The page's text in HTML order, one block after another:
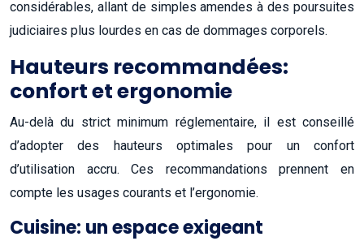
considérables, allant de simples amendes à des poursuites
judiciaires plus lourdes en cas de dommages corporels.
Hauteurs recommandées:
confort et ergonomie
Au-delà du strict minimum réglementaire, il est conseillé
d’adopter des hauteurs optimales pour un confort
d’utilisation accru. Ces recommandations prennent en
compte les usages courants et l’ergonomie.
Cuisine: un espace exigeant